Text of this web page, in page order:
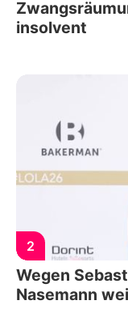
insolvent
2
Wegen
Nasemann